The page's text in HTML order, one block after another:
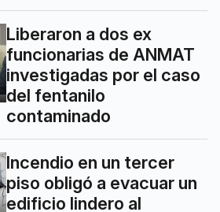
Liberaron a dos ex
funcionarias de ANMAT
investigadas por el caso
del fentanilo
contaminado
Incendio en un tercer
piso obligó a evacuar un
edificio lindero al